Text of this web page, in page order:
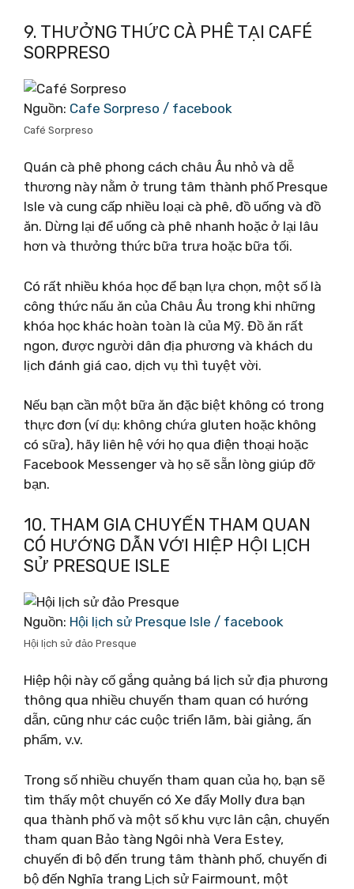
9. THƯỞNG THỨC CÀ PHÊ TẠI CAFÉ
SORPRESO
Nguồn: Cafe Sorpreso / facebook
Café Sorpreso
Quán cà phê phong cách châu Âu nhỏ và dễ
thương này nằm ở trung tâm thành phố Presque
Isle và cung cấp nhiều loại cà phê, đồ uống và đồ
ăn. Dừng lại để uống cà phê nhanh hoặc ở lại lâu
hơn và thưởng thức bữa trưa hoặc bữa tối.
Có rất nhiều khóa học để bạn lựa chọn, một số là
công thức nấu ăn của Châu Âu trong khi những
khóa học khác hoàn toàn là của Mỹ. Đồ ăn rất
ngon, được người dân địa phương và khách du
lịch đánh giá cao, dịch vụ thì tuyệt vời.
Nếu bạn cần một bữa ăn đặc biệt không có trong
thực đơn (ví dụ: không chứa gluten hoặc không
có sữa), hãy liên hệ với họ qua điện thoại hoặc
Facebook Messenger và họ sẽ sẵn lòng giúp đỡ
bạn.
10. THAM GIA CHUYẾN THAM QUAN
CÓ HƯỚNG DẪN VỚI HIỆP HỘI LỊCH
SỬ PRESQUE ISLE
Nguồn: Hội lịch sử Presque Isle / facebook
Hội lịch sử đảo Presque
Hiệp hội này cố gắng quảng bá lịch sử địa phương
thông qua nhiều chuyến tham quan có hướng
dẫn, cũng như các cuộc triển lãm, bài giảng, ấn
phẩm, v.v.
Trong số nhiều chuyến tham quan của họ, bạn sẽ
tìm thấy một chuyến có Xe đẩy Molly đưa bạn
qua thành phố và một số khu vực lân cận, chuyến
tham quan Bảo tàng Ngôi nhà Vera Estey,
chuyến đi bộ đến trung tâm thành phố, chuyến đi
bộ đến Nghĩa trang Lịch sử Fairmount, một